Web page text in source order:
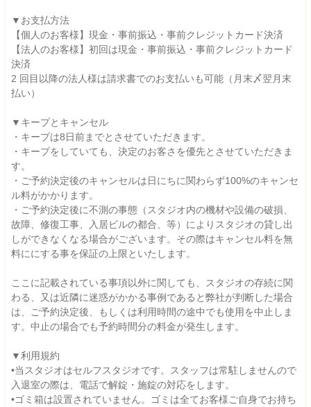
▼お支払方法
【個人のお客様】現金・事前振込・事前クレジットカード決済
【法人のお客様】初回は現金・事前振込・事前クレジットカード
決済
2 回目以降の法人様は請求書でのお支払いも可能（月末〆翌月末
払い）
▼キープとキャンセル
・キープは8日前までとさせていただきます。
・キープをしていても、決定のお客さを優先とさせていただきま
す。
・ご予約決定後のキャンセルは日にちに関わらず100%のキャンセ
ル料がかかります。
・ご予約決定後に不測の事態（スタジオ内の機材や設備の破損、
故障、修復工事、入居ビルの都合、等）によりスタジオの貸し出
しができなくなる場合がございます。その際はキャンセル料を無
料ににする事を保証の上限といたします。
ここに記載されている事項以外に関しても、スタジオの存続に関
わる、又は近隣に迷惑がかかる事例であると弊社が判断した場合
は、ご予約決定後、もしくは利用時間の途中でも使用を中止しま
す。中止の場合でも予約時間分の料金が発生します。
▼利用規約
•当スタジオはセルフスタジオです。スタッフは常駐しませんので
入退室の際は、電話で解錠・施錠の対応をします。
•ゴミ箱は設置されていません。ゴミは全てお客様ご自身でお持ち